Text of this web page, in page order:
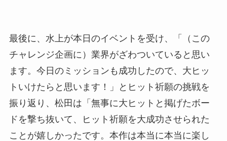
最後に、水上が本日のイベントを受け、「（この
チャレンジ企画に）業界がざわついていると思い
ます。今日のミッションも成功したので、大ヒッ
トいけたらと思います！」とヒット祈願の挑戦を
振り返り、松田は「無事に大ヒットと掲げたボー
ドを撃ち抜いて、ヒット祈願を大成功させられた
ことが嬉しかったです。本作は本当に本当に楽し